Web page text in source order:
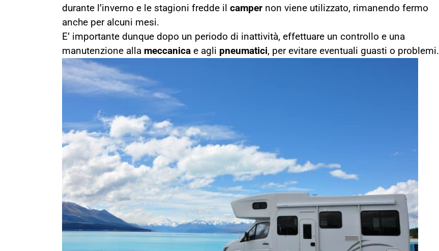
durante l’inverno e le stagioni fredde il camper non viene utilizzato, rimanendo fermo
anche per alcuni mesi.
E’ importante dunque dopo un periodo di inattività, effettuare un controllo e una
manutenzione alla meccanica e agli pneumatici, per evitare eventuali guasti o problemi.